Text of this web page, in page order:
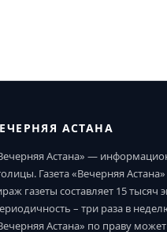
АСТАНА
Астана» —
Газета «Вечерняя
газеты составляет 15 тысяч
– три раза в
Астана» по праву